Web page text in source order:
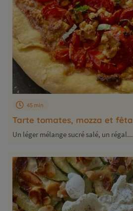
Tarte tomates, mozza et fêta
45 min
Un léger mélange sucré salé, un régal...